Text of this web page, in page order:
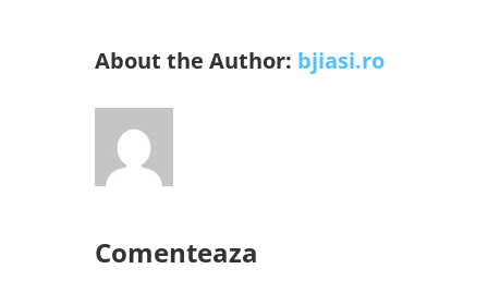
About the Author: bjiasi.ro
Comenteaza